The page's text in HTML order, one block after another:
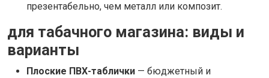
презентабельно, чем металл или композит.
для табачного магазина: виды и
варианты
Плоские ПВХ-таблички — бюджетный и